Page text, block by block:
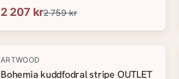
2 207 kr2 759 kr
-30%
ARTWOOD
Bohemia kuddfodral stripe OUTLET